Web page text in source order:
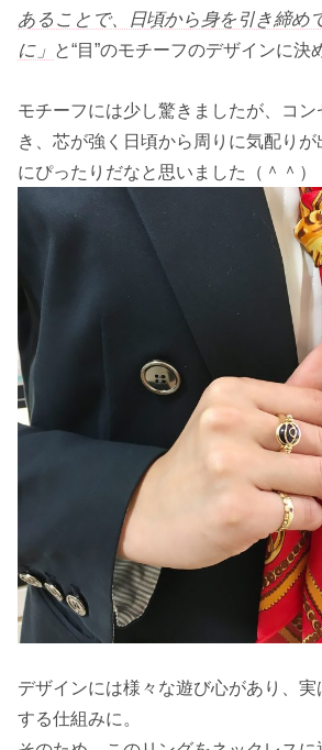
あることで、日頃から身を引き締め
に」 と“目”のモチーフのデザインに決
モチーフには少し驚きましたが、コン
き、芯が強く日頃から周りに気配り
にぴったりだなと思いました（＾＾）
デザインには様々な遊び心があり、
する仕組みに。